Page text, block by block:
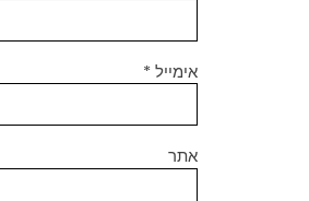
אימייל*
אתר